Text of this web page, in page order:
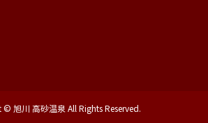
旭川 高砂温泉 All Rights Reserved.